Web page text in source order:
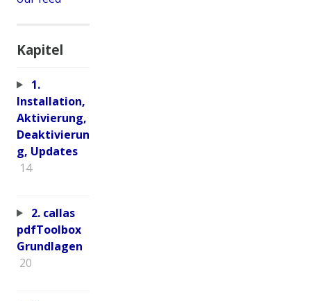
Kapitel
1.
Installation,
Aktivierung,
Deaktivierun
g, Updates
14
2. callas
pdfToolbox
Grundlagen
20